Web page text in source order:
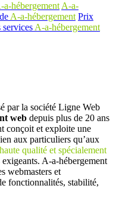
a-hébergement A-a-
A-a-hébergement Prix
services A-a-hébergement
par la société Ligne Web
web depuis plus de 20 ans
conçoit et exploite une
aux particuliers qu’aux
qualité et spécialement
exigeants. A-a-hébergement
webmasters et
fonctionnalités, stabilité,